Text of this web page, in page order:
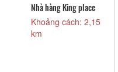
Nhà hàng King place
Khoảng cách: 2,15
km